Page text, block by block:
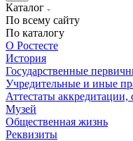
Каталог
По всему сайту
По каталогу
О Ростесте
История
Государственные
Учредительные и иные
Аттестаты
Музей
Общественная жизнь
Реквизиты